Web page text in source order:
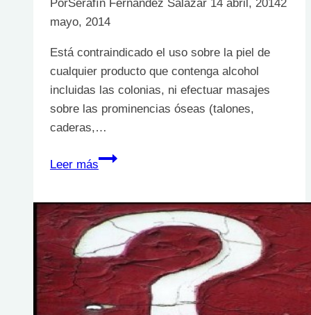
PorSerafín Fernández Salazar 14 abril, 20142
mayo, 2014
Está contraindicado el uso sobre la piel de
cualquier producto que contenga alcohol
incluidas las colonias, ni efectuar masajes
sobre las prominencias óseas (talones,
caderas,…
Leer más
¿Que
las
heridas
la
investigación
no
desmentiría?